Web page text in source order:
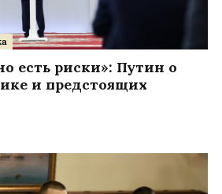
есть риски»: Путин о
и предстоящих